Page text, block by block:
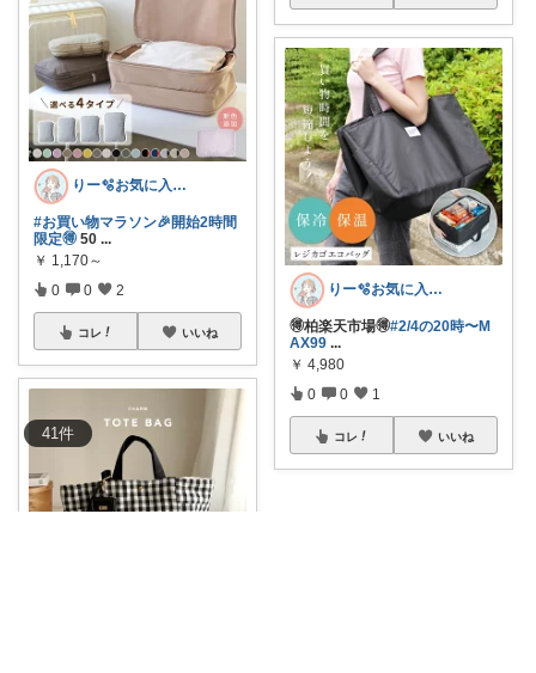
41件
りー🫧お気に入りのある暮らし🧺
#お買い物マラソン🎉開始2時間
限定🉐 50 ...
￥ 1,170～
0 0 2
コレ いいね
りー🫧お気に入りのある暮らし🧺
🉐柏楽天市場🉐#2/4の20時〜M
AX99 ...
￥ 4,980
0 0 1
コレ いいね